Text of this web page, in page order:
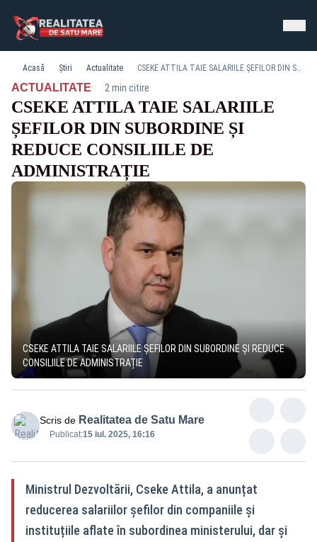
Acasă Știri Actualitate CSEKE ATTILA TAIE SALARIILE ȘEFILOR DIN SUBORDINE ȘI REDUCE CONSILIILE DE ADMINISTRAȚIE
ACTUALITATE· 2 min citire
CSEKE ATTILA TAIE SALARIILE
ȘEFILOR DIN SUBORDINE ȘI
REDUCE CONSILIILE DE
ADMINISTRAȚIE
CSEKE ATTILA TAIE SALARIILE ȘEFILOR DIN SUBORDINE ȘI REDUCE
CONSILIILE DE ADMINISTRAȚIE
Scris de Realitatea de Satu Mare
Publicat:15 iul. 2025, 16:16
Ministrul Dezvoltării, Cseke Attila, a anunțat
reducerea salariilor șefilor din companiile și
instituțiile aflate în subordinea ministerului, dar și